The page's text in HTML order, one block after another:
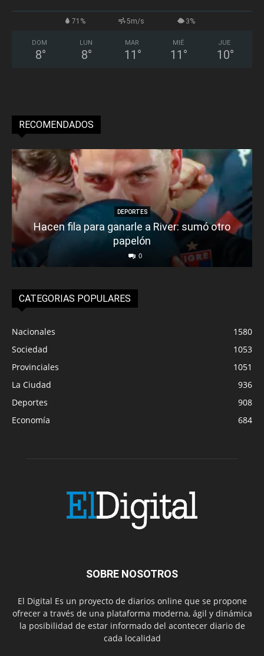
71% 5m/s 3%
DOM
8°
LUN
8°
MAR
11 °
MIÉ
11 °
JUE
10°
RECOMENDADOS
DEPORTES
Hacen fila para ganarle a River: sumó otro
papelón
0
CATEGORIAS POPULARES
Nacionales
1580
Sociedad
1053
Provinciales
1051
La Ciudad
936
Deportes
908
Economía
684
SOBRE NOSOTROS
El Digital Es un proyecto de diarios online que se propone
ofrecer a través de una plataforma moderna, ágil y dinámica
la posibilidad de estar informado del acontecer diario de
cada localidad